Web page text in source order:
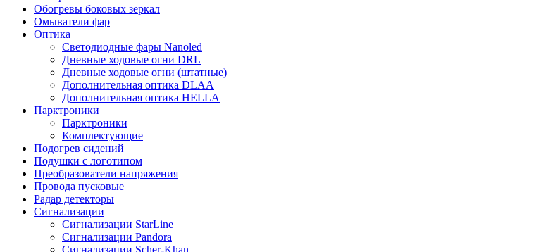
Обогревы боковых зеркал
Омыватели фар
Оптика
Светодиодные фары Nanoled
Дневные ходовые огни DRL
Дневные ходовые огни (штатные)
Дополнительная оптика DLAA
Дополнительная оптика HELLA
Парктроники
Парктроники
Комплектующие
Подогрев сидений
Подушки с логотипом
Преобразователи напряжения
Провода пусковые
Радар детекторы
Сигнализации
Сигнализации StarLine
Сигнализации Pandora
Сигнализации Scher-Khan